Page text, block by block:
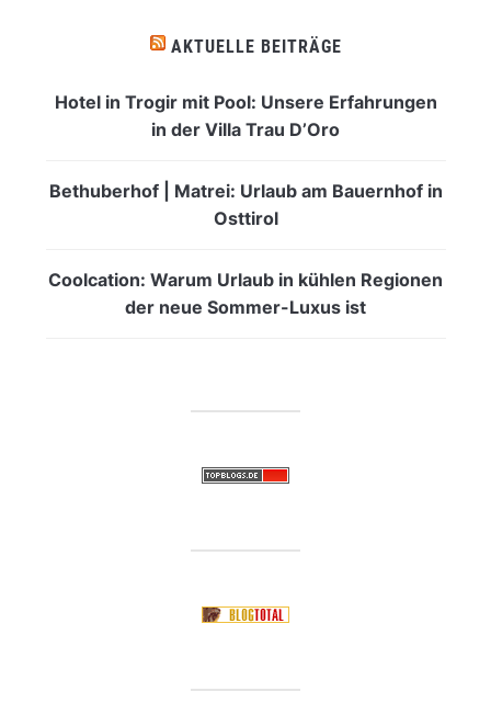
AKTUELLE BEITRÄGE
Hotel in Trogir mit Pool: Unsere Erfahrungen
in der Villa Trau D’Oro
Bethuberhof | Matrei: Urlaub am Bauernhof in
Osttirol
Coolcation: Warum Urlaub in kühlen Regionen
der neue Sommer-Luxus ist